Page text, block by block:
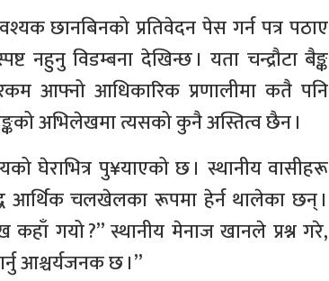
छानबिनको प्रतिवेदन पेस गर्न पत्र पठाए
नहुनु विडम्बना देखिन्छ । यता चन्द्रौटा बैङ्क
आफ्नो आधिकारिक प्रणालीमा कतै पनि
अभिलेखमा त्यसको कुनै अस्तित्व छैन ।
घेराभित्र पु¥याएको छ । स्थानीय वासीहरू
आर्थिक चलखेलका रूपमा हेर्न थालेका छन् ।
गयो ?” स्थानीय मेनाज खानले प्रश्न गरे,
आश्चर्यजनक छ ।”